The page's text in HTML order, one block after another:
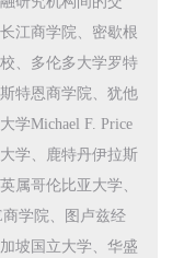
江商学院、密歇根
、多伦多大学罗特
特恩商学院、犹他
学Michael F. Price
学、鹿特丹伊拉斯
属哥伦比亚大学、
学院、图卢兹经
坡国立大学、华盛